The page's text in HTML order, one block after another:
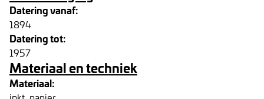
Datering vanaf:
1894
Datering tot:
1957
Materiaal en techniek
Materiaal: